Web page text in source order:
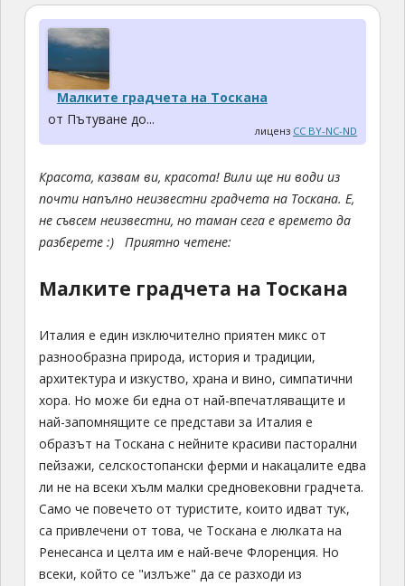
Малките градчета на Тоскана
от Пътуване до...
лиценз CC BY-NC-ND
Красота, казвам ви, красота! Вили ще ни води из
почти напълно неизвестни градчета на Тоскана. Е,
не съвсем неизвестни, но таман сега е времето да
разберете :)
Приятно четене:
Малките градчета на Тоскана
Италия е един изключително приятен микс от
разнообразна природа, история и традиции,
архитектура и изкуство, храна и вино, симпатични
хора. Но може би една от най-впечатляващите и
най-запомнящите се представи за Италия е
образът на Тоскана с нейните красиви пасторални
пейзажи, селскостопански ферми и накацалите едва
ли не на всеки хълм малки средновековни градчета.
Само че повечето от туристите, които идват тук,
са привлечени от това, че Тоскана е люлката на
Ренесанса и целта им е най-вече Флоренция. Но
всеки, който се "излъже" да се разходи из